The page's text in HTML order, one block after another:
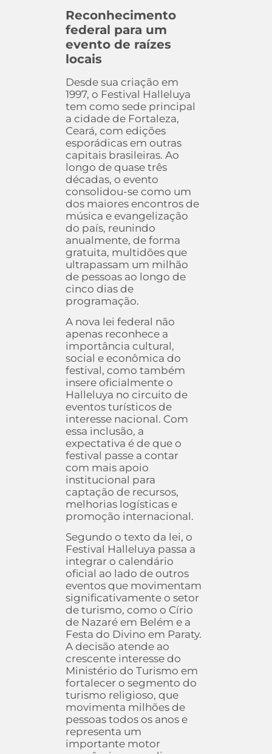
Reconhecimento
federal para um
evento de raízes
locais
Desde sua criação em
1997, o Festival Halleluya
tem como sede principal
a cidade de Fortaleza,
Ceará, com edições
esporádicas em outras
capitais brasileiras. Ao
longo de quase três
décadas, o evento
consolidou-se como um
dos maiores encontros de
música e evangelização
do país, reunindo
anualmente, de forma
gratuita, multidões que
ultrapassam um milhão
de pessoas ao longo de
cinco dias de
programação.
A nova lei federal não
apenas reconhece a
importância cultural,
social e econômica do
festival, como também
insere oficialmente o
Halleluya no circuito de
eventos turísticos de
interesse nacional. Com
essa inclusão, a
expectativa é de que o
festival passe a contar
com mais apoio
institucional para
captação de recursos,
melhorias logísticas e
promoção internacional.
Segundo o texto da lei, o
Festival Halleluya passa a
integrar o calendário
oficial ao lado de outros
eventos que movimentam
significativamente o setor
de turismo, como o Círio
de Nazaré em Belém e a
Festa do Divino em Paraty.
A decisão atende ao
crescente interesse do
Ministério do Turismo em
fortalecer o segmento do
turismo religioso, que
movimenta milhões de
pessoas todos os anos e
representa um
importante motor